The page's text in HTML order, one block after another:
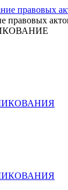
правовых